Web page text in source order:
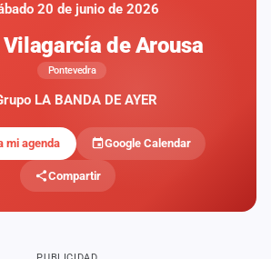
20 de junio de 2026
de Arousa
Pontevedra
LA BANDA DE AYER
mi agenda Google Calendar
Compartir